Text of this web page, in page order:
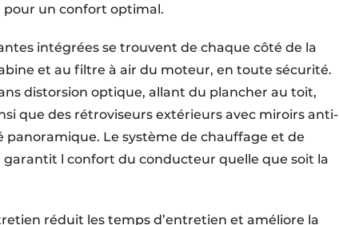
un confort optimal.
intégrées se trouvent de chaque côté de la
et au filtre à air du moteur, en toute sécurité.
distorsion optique, allant du plancher au toit,
que des rétroviseurs extérieurs avec miroirs anti-
Le système de chauffage et de
garantit l confort du conducteur quelle que soit la
réduit les temps d’entretien et améliore la